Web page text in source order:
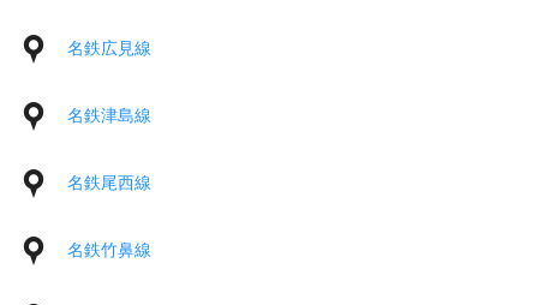
名鉄広見線
名鉄津島線
名鉄尾西線
名鉄竹鼻線